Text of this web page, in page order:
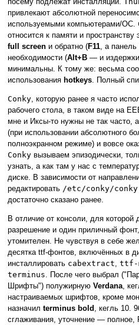
привлекают абсолютной
используемыми компьютерами/ОС.
относится к памяти и
full screen и обратно (F11, а панель
необходимости (Alt+B — и
минимальны. К тому же: весьма
использования hotkeys. Полный
Conky, которую ранее я часто
рабочего стола, в таком виде на
мне и Иксы-то нужны не так часто,
(при использовании абсолютного
полноэкранном режиме) и вовсе
Conky вызываем эпизодически,
узнать, а как там у нас с
диске. В зависимости от
редактировать /etc/conky/
достаточно сказано ранее.
В отличие от консоли, для которой
разрешение и один приличный
утомителен. Не чувствуя в себе
десятка ttf-фонтов, включённых в
инсталлировать cabextract, ttf-
terminus. После чего выбрал
Шрифты") полужирную Verdana,
настраиваемых шрифтов, кроме
назначил terminus bold , кегль 10.
сглаживания, уточнение — полное,